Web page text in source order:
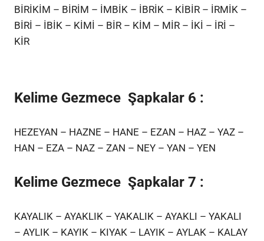
BİRİKİM – BİRİM – İMBİK – İBRİK – KİBİR – İRMİK –
BİRİ – İBİK – KİMİ – BİR – KİM – MİR – İKİ – İRİ –
KİR
Kelime Gezmece Şapkalar 6 :
HEZEYAN – HAZNE – HANE – EZAN – HAZ – YAZ –
HAN – EZA – NAZ – ZAN – NEY – YAN – YEN
Kelime Gezmece Şapkalar 7 :
KAYALIK – AYAKLIK – YAKALIK – AYAKLI – YAKALI
– AYLIK – KAYIK – KIYAK – LAYIK – AYLAK – KALAY